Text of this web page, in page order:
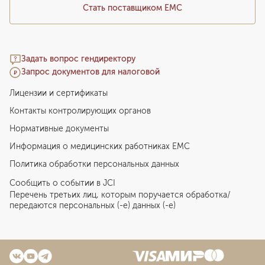
Стать поставщиком ЕМС
Задать вопрос гендиректору
Запрос документов для налоговой
Лицензии и сертификаты
Контакты контролирующих органов
Нормативные документы
Информация о медицинских работниках EMC
Политика обработки персональных данных
Сообщить о событии в JCI
Перечень третьих лиц, которым поручается обработка/
передаются персональных (-е) данных (-е)